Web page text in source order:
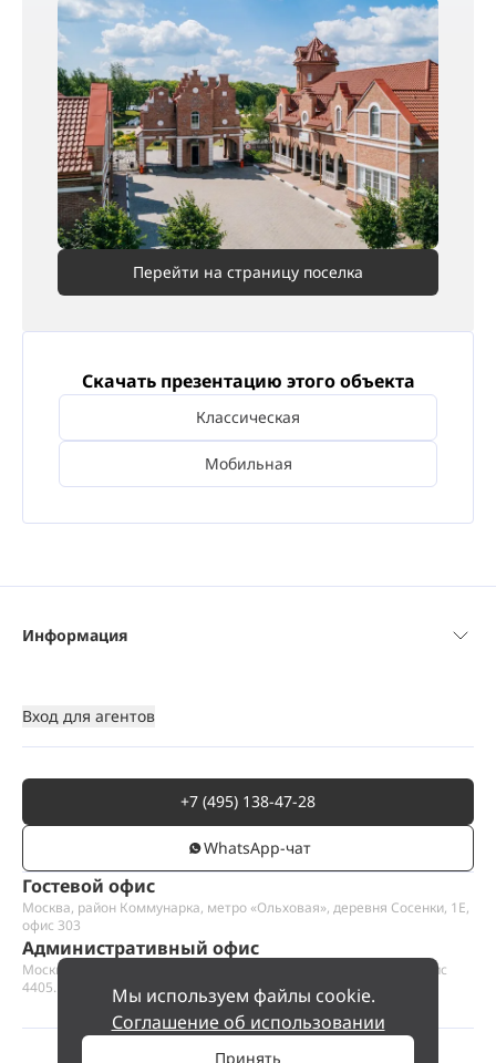
Мы используем файлы cookie.
Соглашение об использовании
Принять
Перейти на страницу поселка
Скачать презентацию этого объекта
Классическая
Мобильная
Гостевой офис
Москва, район Коммунарка, метро «Ольховая», деревня Сосенки, 1Е,
офис 303
Административный офис
Москва, Пресненская набережная 12, Москва-сити, этаж 44, офис
4405.1
+7 (495) 138-47-28
WhatsАpp-чат
Информация
Вход для агентов